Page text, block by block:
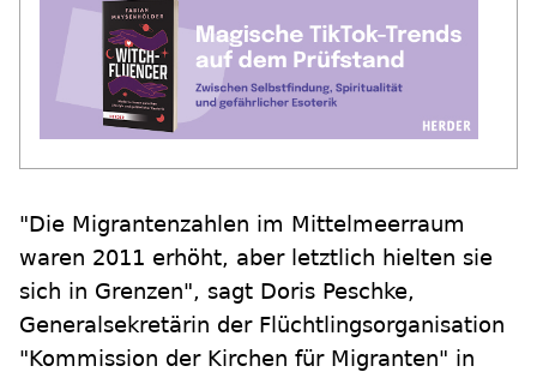
"Die Migrantenzahlen im Mittelmeerraum
waren 2011 erhöht, aber letztlich hielten sie
sich in Grenzen", sagt Doris Peschke,
Generalsekretärin der Flüchtlingsorganisation
"Kommission der Kirchen für Migranten" in